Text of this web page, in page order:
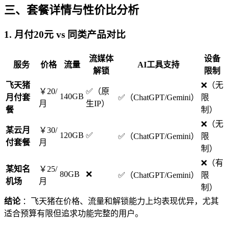
三、套餐详情与性价比分析
1. 月付20元 vs 同类产品对比
服务 价格 流量
流媒体
解锁
AI工具支持
设备
限制
飞天猪
月付套
餐
￥20/
月
140GB
✅（原
生IP）
✅（ChatGPT/Gemini）
❌（无
限
制）
某云月
付套餐
￥30/
月
120GB ✅ ✅（ChatGPT/Gemini）
❌（无
限
制）
某知名
机场
￥25/
月
80GB ❌ ✅（ChatGPT/Gemini）
❌（有
限
制）
结论 ：飞天猪在价格、流量和解锁能力上均表现优异，尤其
适合预算有限但追求功能完整的用户。